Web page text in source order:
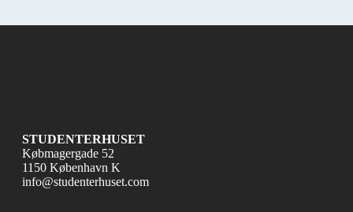
STUDENTERHUSET
Købmagergade 52
1150 København K
info@studenterhuset.com